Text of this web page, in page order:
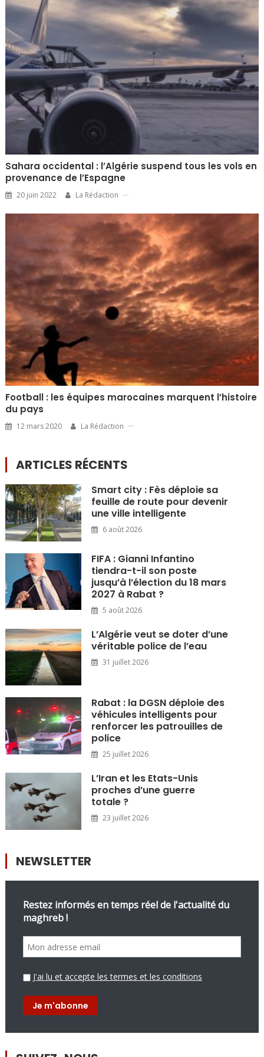
Sahara occidental : l’Algérie suspend tous les vols en
provenance de l’Espagne
20 juin 2022 La Rédaction
Football : les équipes marocaines marquent l’histoire
du pays
12 mars 2020 La Rédaction
ARTICLES RÉCENTS
Smart city : Fès déploie sa
feuille de route pour devenir
une ville intelligente
6 août 2026
FIFA : Gianni Infantino
tiendra-t-il son poste
jusqu’à l’élection du 18 mars
2027 à Rabat ?
5 août 2026
L’Algérie veut se doter d’une
véritable police de l’eau
31 juillet 2026
Rabat : la DGSN déploie des
véhicules intelligents pour
renforcer les patrouilles de
police
25 juillet 2026
L’Iran et les Etats-Unis
proches d’une guerre
totale ?
23 juillet 2026
NEWSLETTER
Restez informés en temps réel de l'actualité du
maghreb !
J'ai lu et accepte les termes et les conditions